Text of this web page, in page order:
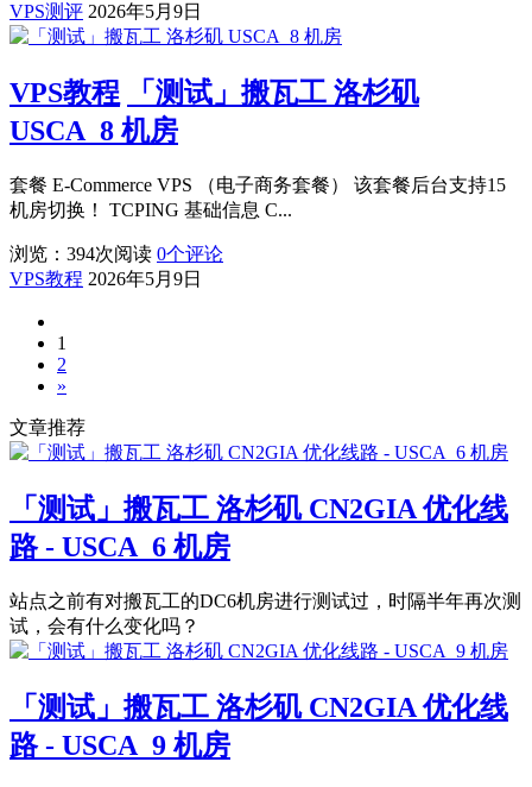
VPS测评 2026年5月9日
VPS教程
「测试」搬瓦工 洛杉矶
USCA_8 机房
套餐 E-Commerce VPS （电子商务套餐） 该套餐后台支持15
机房切换！ TCPING 基础信息 C...
浏览：394次阅读 0个评论
VPS教程 2026年5月9日
1
2
»
文章推荐
「测试」搬瓦工 洛杉矶 CN2GIA 优化线
路 - USCA_6 机房
站点之前有对搬瓦工的DC6机房进行测试过，时隔半年再次测
试，会有什么变化吗？
「测试」搬瓦工 洛杉矶 CN2GIA 优化线
路 - USCA_9 机房